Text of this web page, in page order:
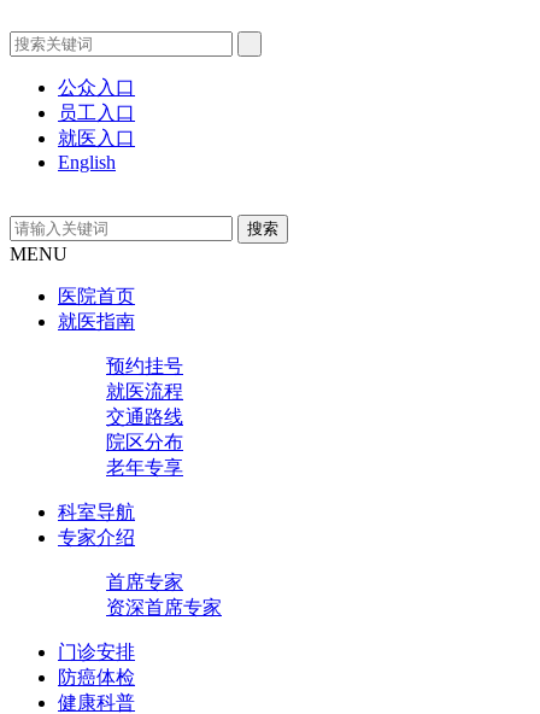
公众入口
员工入口
就医入口
English
MENU
医院首页
就医指南
预约挂号
就医流程
交通路线
院区分布
老年专享
科室导航
专家介绍
首席专家
资深首席专家
门诊安排
防癌体检
健康科普